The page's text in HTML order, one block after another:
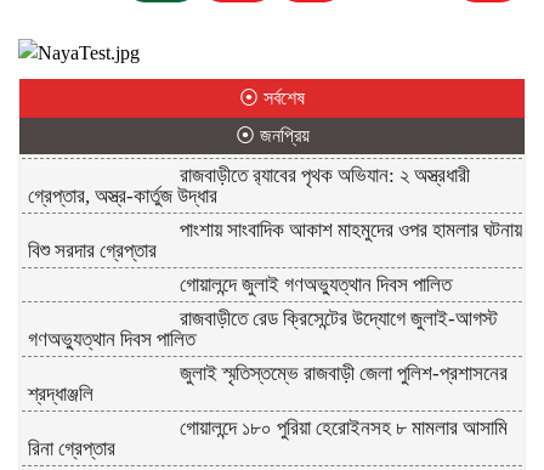
⦿ সর্বশেষ
⦿ জনপ্রিয়
রাজবাড়ীতে র‌্যাবের পৃথক অভিযান: ২ অস্ত্রধারী
গ্রেপ্তার, অস্ত্র-কার্তুজ উদ্ধার
পাংশায় সাংবাদিক আকাশ মাহমুদের ওপর হামলার ঘটনায়
বিশু সরদার গ্রেপ্তার
গোয়ালন্দে জুলাই গণঅভ্যুত্থান দিবস পালিত
রাজবাড়ীতে রেড ক্রিসেন্টের উদ্যোগে জুলাই-আগস্ট
গণঅভ্যুত্থান দিবস পালিত
জুলাই স্মৃতিস্তম্ভে রাজবাড়ী জেলা পুলিশ-প্রশাসনের
শ্রদ্ধাঞ্জলি
গোয়ালন্দে ১৮০ পুরিয়া হেরোইনসহ ৮ মামলার আসামি
রিনা গ্রেপ্তার